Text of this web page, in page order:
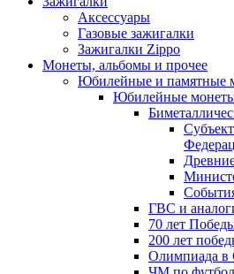
Аксессуары
Газовые зажигалки
Зажигалки Zippo
Монеты, альбомы и прочее
Юбилейные и памятные
Юбилейные
ГВС и
70 лет
200 лет
Олимпиада в